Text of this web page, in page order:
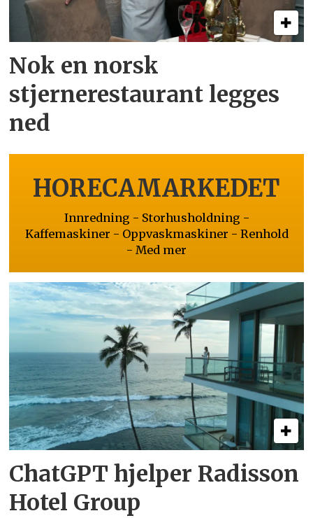
Nok en norsk
stjernerestaurant legges
ned
HORECAMARKEDET
Innredning - Storhusholdning -
Kaffemaskiner - Oppvaskmaskiner - Renhold
- Med mer
ChatGPT hjelper Radisson
Hotel Group